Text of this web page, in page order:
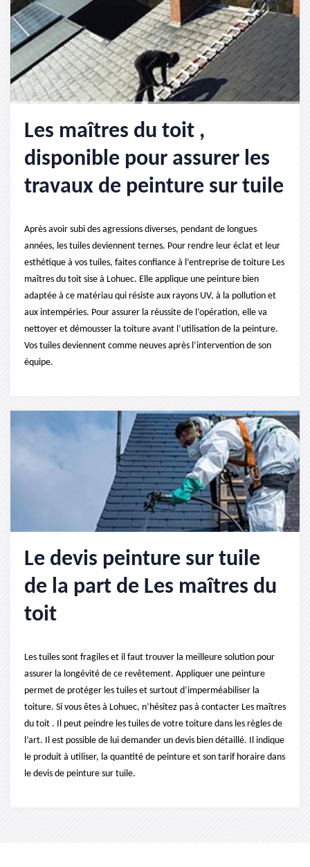
Les maîtres du toit ,
disponible pour assurer les
travaux de peinture sur tuile
Après avoir subi des agressions diverses, pendant de longues
années, les tuiles deviennent ternes. Pour rendre leur éclat et leur
esthétique à vos tuiles, faites confiance à l’entreprise de toiture Les
maîtres du toit sise à Lohuec. Elle applique une peinture bien
adaptée à ce matériau qui résiste aux rayons UV, à la pollution et
aux intempéries. Pour assurer la réussite de l’opération, elle va
nettoyer et démousser la toiture avant l’utilisation de la peinture.
Vos tuiles deviennent comme neuves après l’intervention de son
équipe.
Le devis peinture sur tuile
de la part de Les maîtres du
toit
Les tuiles sont fragiles et il faut trouver la meilleure solution pour
assurer la longévité de ce revêtement. Appliquer une peinture
permet de protéger les tuiles et surtout d’imperméabiliser la
toiture. Si vous êtes à Lohuec, n’hésitez pas à contacter Les maîtres
du toit . Il peut peindre les tuiles de votre toiture dans les règles de
l’art. Il est possible de lui demander un devis bien détaillé. Il indique
le produit à utiliser, la quantité de peinture et son tarif horaire dans
le devis de peinture sur tuile.